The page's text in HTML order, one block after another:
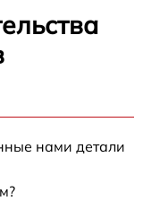
нами детали